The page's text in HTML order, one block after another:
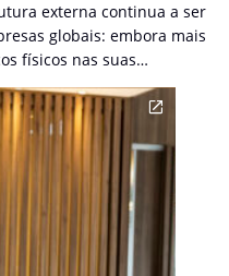
externa continua a ser
globais: embora mais
físicos nas suas…